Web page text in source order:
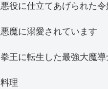
悪役に仕立てあげられた
悪魔に溺愛されています
拳王に転生した最強大魔導
料理